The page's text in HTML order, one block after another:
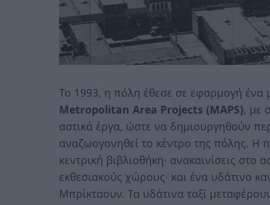
Το 1993, η πόλη έθεσε σε εφαρμογή
Metropolitan Area Projects (MAPS), με
αστικά έργα, ώστε να δημιουργηθούν
αναζωογονηθεί το κέντρο της πόλης. Η
κεντρική βιβλιοθήκη· ανακαινίσεις στο
εκθεσιακούς χώρους· και ένα υδάτινο
Μπρίκταουν. Τα υδάτινα ταξί